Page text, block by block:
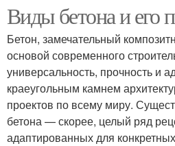
Виды бетона и его
Бетон, замечательный
основой современного
универсальность, прочность и
краеугольным камнем
проектов по всему миру.
бетона — скорее, целый ряд
адаптированных для